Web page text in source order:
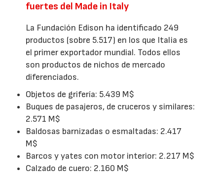
fuertes del Made in Italy
La Fundación Edison ha identificado 249
productos (sobre 5.517) en los que Italia es
el primer exportador mundial. Todos ellos
son productos de nichos de mercado
diferenciados.
Objetos de grifería: 5.439 M$
Buques de pasajeros, de cruceros y similares:
2.571 M$
Baldosas barnizadas o esmaltadas: 2.417
M$
Barcos y yates con motor interior: 2.217 M$
Calzado de cuero: 2.160 M$